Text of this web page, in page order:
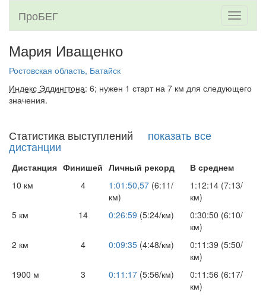
Toggle
ПроБЕГ
Мария Иващенко
Ростовская область, Батайск
Индекс Эддингтона: 6; нужен 1 старт на 7 км для следующего
значения.
Статистика выступлений показать все
дистанции
Дистанция Финишей Личный рекорд
В среднем
10 км
4 1:01:50,57 (6:11/
км)
1:12:14 (7:13/
км)
5 км
14 0:26:59 (5:24/км)
0:30:50 (6:10/
км)
2 км
4 0:09:35 (4:48/км)
0:11:39 (5:50/
км)
1900 м
3 0:11:17 (5:56/км)
0:11:56 (6:17/
км)